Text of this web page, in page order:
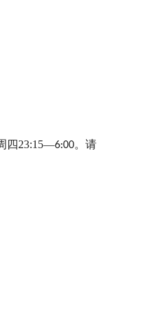
四23:15—6:00。请